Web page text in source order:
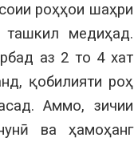
роҳҳои шаҳри
медиҳад.
аз 2 то 4 хат
қобилияти роҳ
Аммо, зичии
ва ҳамоҳанг